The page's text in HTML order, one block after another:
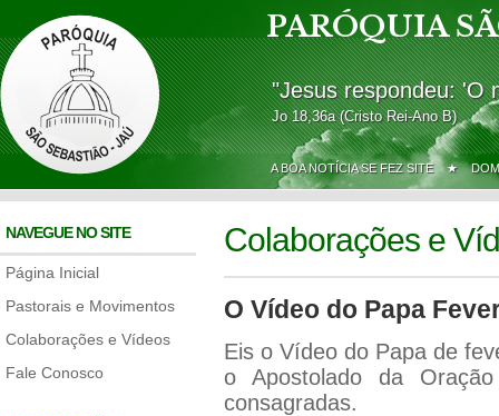
PARÓQUIA
"Jesus respondeu: 'O
Jo 18,36a (Cristo Rei-Ano B)
A BOA NOTÍCIA SE FEZ SITE ★
NAVEGUE NO SITE
Página Inicial
Pastorais e Movimentos
Colaborações e Vídeos
Fale Conosco
Colaborações e
O Vídeo do Papa
Eis o Vídeo do Papa de
o Apostolado da
consagradas.